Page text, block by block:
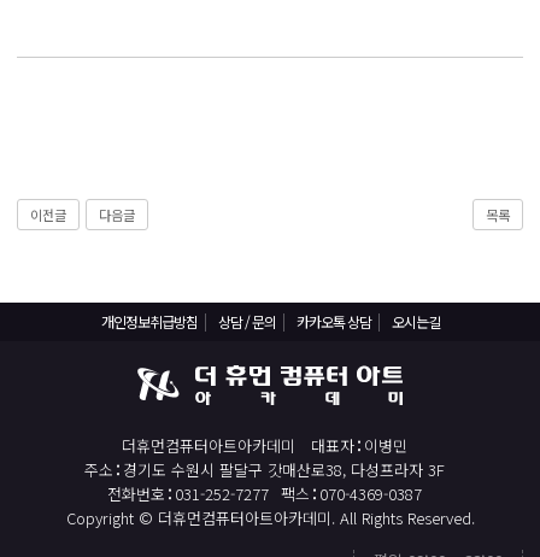
이전글 다음글 목록
개인정보취급방침 상담 / 문의 카카오톡 상담 오시는길
더휴먼컴퓨터아트아카데미 대표자 이병민
주소 경기도 수원시 팔달구 갓매산로38, 다성프라자 3F
전화번호 031-252-7277 팩스 070-4369-0387
Copyright © 더휴먼컴퓨터아트아카데미. All Rights Reserved.
반응형/웹퍼블리셔/프론트엔드 웹개발자(웹디자인)
전산세무회계 자격취득과정[전산회계1급/전산세무2급/FAT1급/TAT2급]
직업상담사 2급 (필기+실기) 자격증 취득과정
일러스트 자격증 취득과정(GTQi 1급)
전산회계 1급 / FAT 1급 자격증 취득과정
전산세무 2급 / TAT 2급 자격증 취득과정